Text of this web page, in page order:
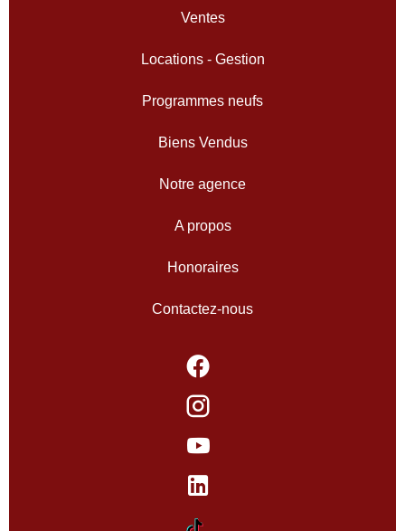
Ventes
Locations - Gestion
Programmes neufs
Biens Vendus
Notre agence
A propos
Honoraires
Contactez-nous